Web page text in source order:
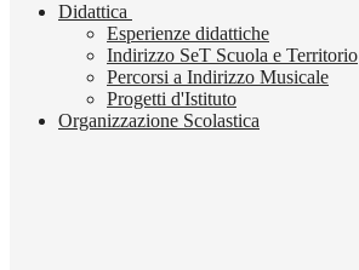
Didattica
Esperienze didattiche
Indirizzo SeT Scuola e Territorio
Percorsi a Indirizzo Musicale
Progetti d'Istituto
Organizzazione Scolastica